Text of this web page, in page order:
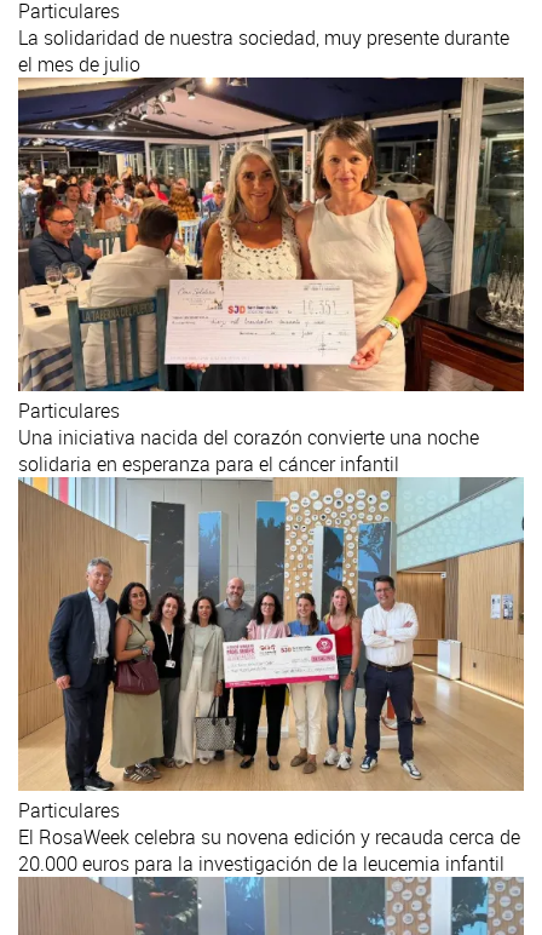
Particulares
La solidaridad de nuestra sociedad, muy presente durante
el mes de julio
Particulares
Una iniciativa nacida del corazón convierte una noche
solidaria en esperanza para el cáncer infantil
Particulares
El RosaWeek celebra su novena edición y recauda cerca de
20.000 euros para la investigación de la leucemia infantil